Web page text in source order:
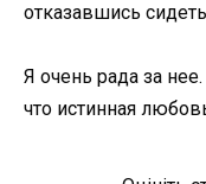
отказавшись
Я очень рада за
что истинная